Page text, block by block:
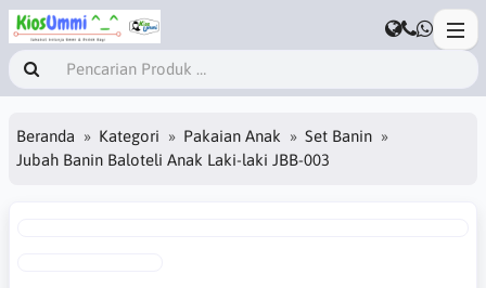
Beranda Kategori Pakaian Anak
Set Banin
Jubah Banin Baloteli Anak Laki-laki JBB-003